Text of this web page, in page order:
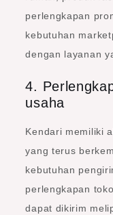
perlengkapan
kebutuhan
dengan layanan
4.
usaha
Kendari memiliki
yang terus
kebutuhan
perlengkapan
dapat dikirim